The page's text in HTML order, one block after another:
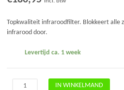
Topkwaliteit infraroodfilter. Blokkeert alle
infrarood door.
Levertijd ca. 1 week
B+W
IN WINKELMAND